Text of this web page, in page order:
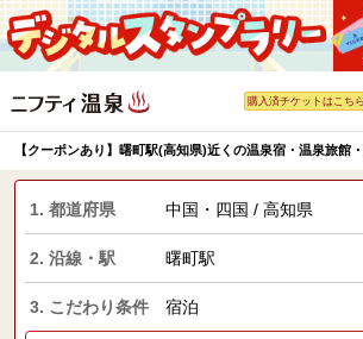
購入済チケットはこちら
【クーポンあり】曙町駅(高知県)近くの温泉宿・温泉旅館
1. 都道府県 中国・四国 / 高知県
2. 沿線・駅 曙町駅
3. こだわり条件 宿泊